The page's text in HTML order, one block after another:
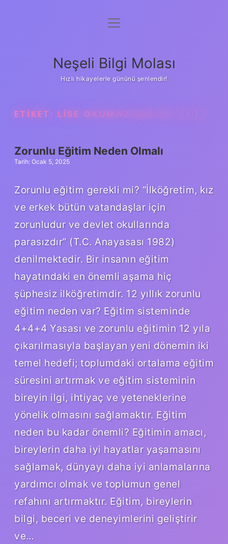
Anasayfa
Yasal Uyarı
menüyü
Neşeli Bilgi Molası
Hızlı hikayelerle gününü şenlendir!
ETIKET: LISE OKUMAZSAM NE OLUR
Zorunlu Eğitim Neden Olmalı
Tarih: Ocak 5, 2025
Zorunlu eğitim gerekli mi? “İlköğretim, kız
ve erkek bütün vatandaşlar için
zorunludur ve devlet okullarında
parasızdır” (T.C. Anayasası 1982)
denilmektedir. Bir insanın eğitim
hayatındaki en önemli aşama hiç
şüphesiz ilköğretimdir. 12 yıllık zorunlu
eğitim neden var? Eğitim sisteminde
4+4+4 Yasası ve zorunlu eğitimin 12 yıla
çıkarılmasıyla başlayan yeni dönemin iki
temel hedefi; toplumdaki ortalama eğitim
süresini artırmak ve eğitim sisteminin
bireyin ilgi, ihtiyaç ve yeteneklerine
yönelik olmasını sağlamaktır. Eğitim
neden bu kadar önemli? Eğitimin amacı,
bireylerin daha iyi hayatlar yaşamasını
sağlamak, dünyayı daha iyi anlamalarına
yardımcı olmak ve toplumun genel
refahını artırmaktır. Eğitim, bireylerin
bilgi, beceri ve deneyimlerini geliştirir
ve…